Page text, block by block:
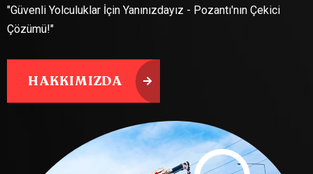
"Güvenli Yolculuklar İçin Yanınızdayız - Pozantı'nın Çekici
Çözümü!"
HAKKIMIZDA